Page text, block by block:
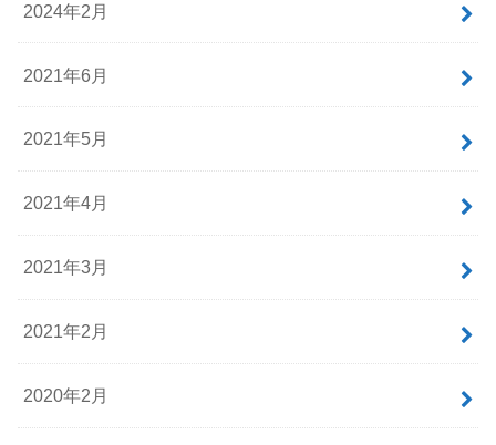
2024年2月
2021年6月
2021年5月
2021年4月
2021年3月
2021年2月
2020年2月